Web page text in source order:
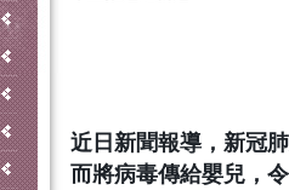
近日新聞報導，新冠
而將病毒傳給嬰兒，